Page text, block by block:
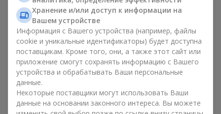
Виды цветочных корзин в г.
Савинцы: классика,
романтика, минимализм
Ассортимент цветочных корзин наflowers.uaвключает
варианты на любой вкус:
Классические композиции— сочетанияроз, лилий,
хризантемв строгих формах;
Хранение и/или доступ к информации на
Вашем устройстве
Информация с Вашего устройства (например, файлы
cookie и уникальные идентификаторы) будет доступна
поставщикам. Кроме того, они, а также этот сайт или
приложение смогут сохранять информацию с Вашего
устройства и обрабатывать Ваши персональные
данные.
Некоторые поставщики могут использовать Ваши
данные на основании законного интереса. Вы можете